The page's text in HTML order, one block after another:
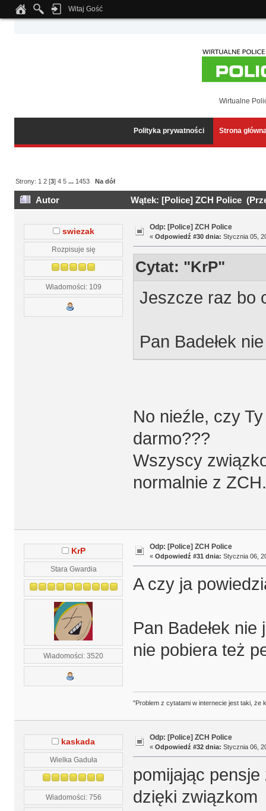
Notice: Undefined index: tapatalk_body_hook in
Witaj Gość
Wirtualne
Polityka prywatności Strona
Strony: 1 2 [3]4 5 ... 1453 Na dół
Autor Wątek: [Police] ZCH Police
swiezak
Rozpisuje się
Wiadomości: 109
Odp: [Police] ZCH Police
« Odpowiedź #30 dnia: Stycznia 05,
Cytat: "KrP"
Jeszcze raz bo
Pan Badełek
No nieźle, czy
darmo???
Wszyscy
normalnie z ZCH.
KrP
Stara Gwardia
Wiadomości: 3520
Odp: [Police] ZCH Police
« Odpowiedź #31 dnia: Stycznia 06,
A czy ja
Pan Badełek
nie pobiera też
"Problem z cytatami w internecie jest taki, że
kaskada
Wielka Gaduła
Wiadomości: 756
Odp: [Police] ZCH Police
« Odpowiedź #32 dnia: Stycznia 06,
pomijając
dzięki związkom